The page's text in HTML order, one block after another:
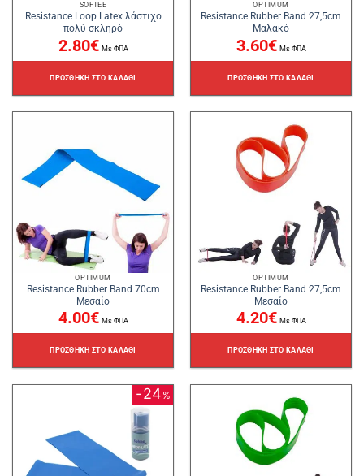
SOFTEE
Resistance Loop Latex λάστιχο
πολύ σκληρό
2.80€ Με ΦΠΑ
ΠΡΟΣΘΉΚΗ ΣΤΟ ΚΑΛΆΘΙ
OPTIMUM
Resistance Rubber Band 27,5cm
Μαλακό
3.60€ Με ΦΠΑ
ΠΡΟΣΘΉΚΗ ΣΤΟ ΚΑΛΆΘΙ
OPTIMUM
Resistance Rubber Band 70cm
Μεσαίο
4.00€ Με ΦΠΑ
ΠΡΟΣΘΉΚΗ ΣΤΟ ΚΑΛΆΘΙ
OPTIMUM
Resistance Rubber Band 27,5cm
Μεσαίο
4.20€ Με ΦΠΑ
ΠΡΟΣΘΉΚΗ ΣΤΟ ΚΑΛΆΘΙ
24%